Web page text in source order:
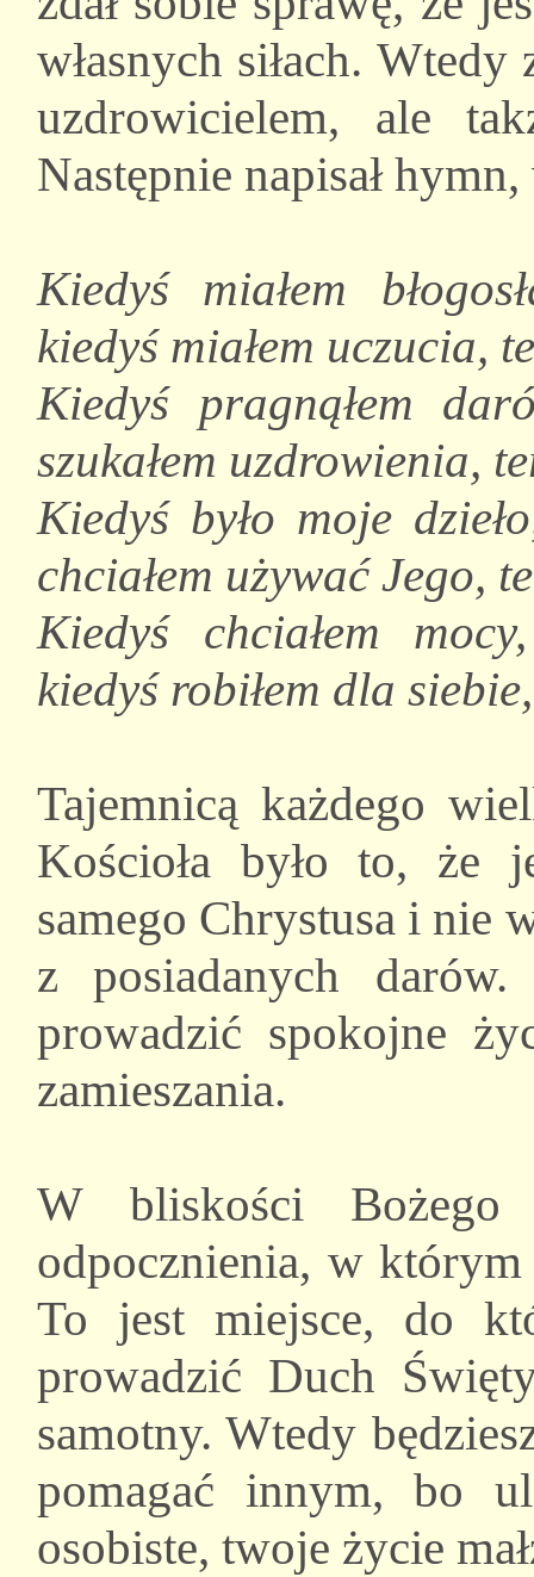
własnych siłach.
uzdrowicielem, ale
Następnie napisał
Kiedyś miałem
kiedyś miałem uczucia,
Kiedyś pragnąłem
szukałem uzdrowienia,
Kiedyś było moje
chciałem używać Jego,
Kiedyś chciałem
kiedyś robiłem dla
Tajemnicą każdego
Kościoła było to, że
samego Chrystusa i nie
z posiadanych
prowadzić spokojne
zamieszania.
W bliskości Bożego
odpocznienia, w którym
To jest miejsce, do
prowadzić Duch
samotny. Wtedy
pomagać innym, bo
osobiste, twoje życie